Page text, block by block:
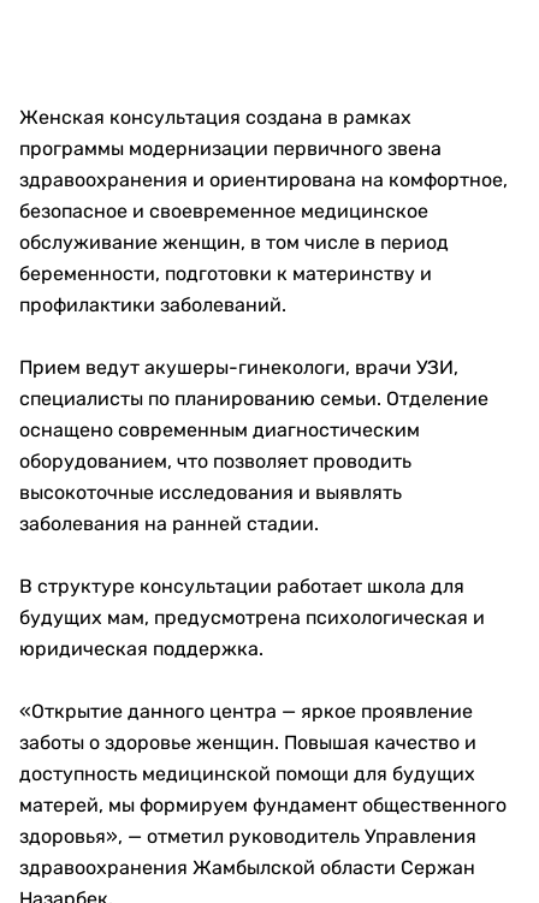
Женская консультация создана в рамках
программы модернизации первичного звена
здравоохранения и ориентирована на комфортное,
безопасное и своевременное медицинское
обслуживание женщин, в том числе в период
беременности, подготовки к материнству и
профилактики заболеваний.
Прием ведут акушеры-гинекологи, врачи УЗИ,
специалисты по планированию семьи. Отделение
оснащено современным диагностическим
оборудованием, что позволяет проводить
высокоточные исследования и выявлять
заболевания на ранней стадии.
В структуре консультации работает школа для
будущих мам, предусмотрена психологическая и
юридическая поддержка.
«Открытие данного центра — яркое проявление
заботы о здоровье женщин. Повышая качество и
доступность медицинской помощи для будущих
матерей, мы формируем фундамент общественного
здоровья», — отметил руководитель Управления
здравоохранения Жамбылской области Сержан